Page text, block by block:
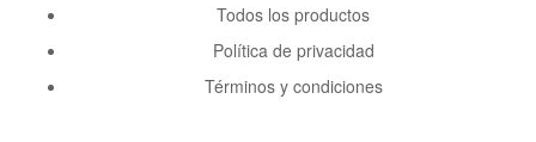
Todos los productos
Política de privacidad
Términos y condiciones